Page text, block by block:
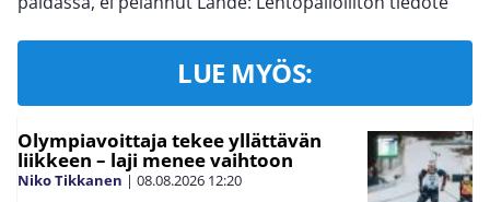
LUE MYÖS:
Olympiavoittaja tekee yllättävän
liikkeen – laji menee vaihtoon
Niko Tikkanen | 08.08.2026 12:20